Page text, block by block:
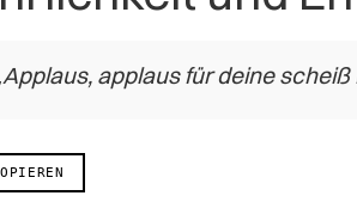
applaus für deine scheiß